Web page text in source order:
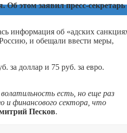
Об этом заявил пресс-секретарь
информация об «адских
и обещали ввести меры,
за доллар и 75 руб. за евро.
есть, но еще раз
и финансового сектора, что
Песков.